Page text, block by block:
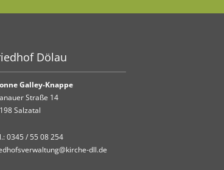
Dölau
Galley-Knappe
Straße 14
Salzatal
0345 / 55 08 254
dll.de